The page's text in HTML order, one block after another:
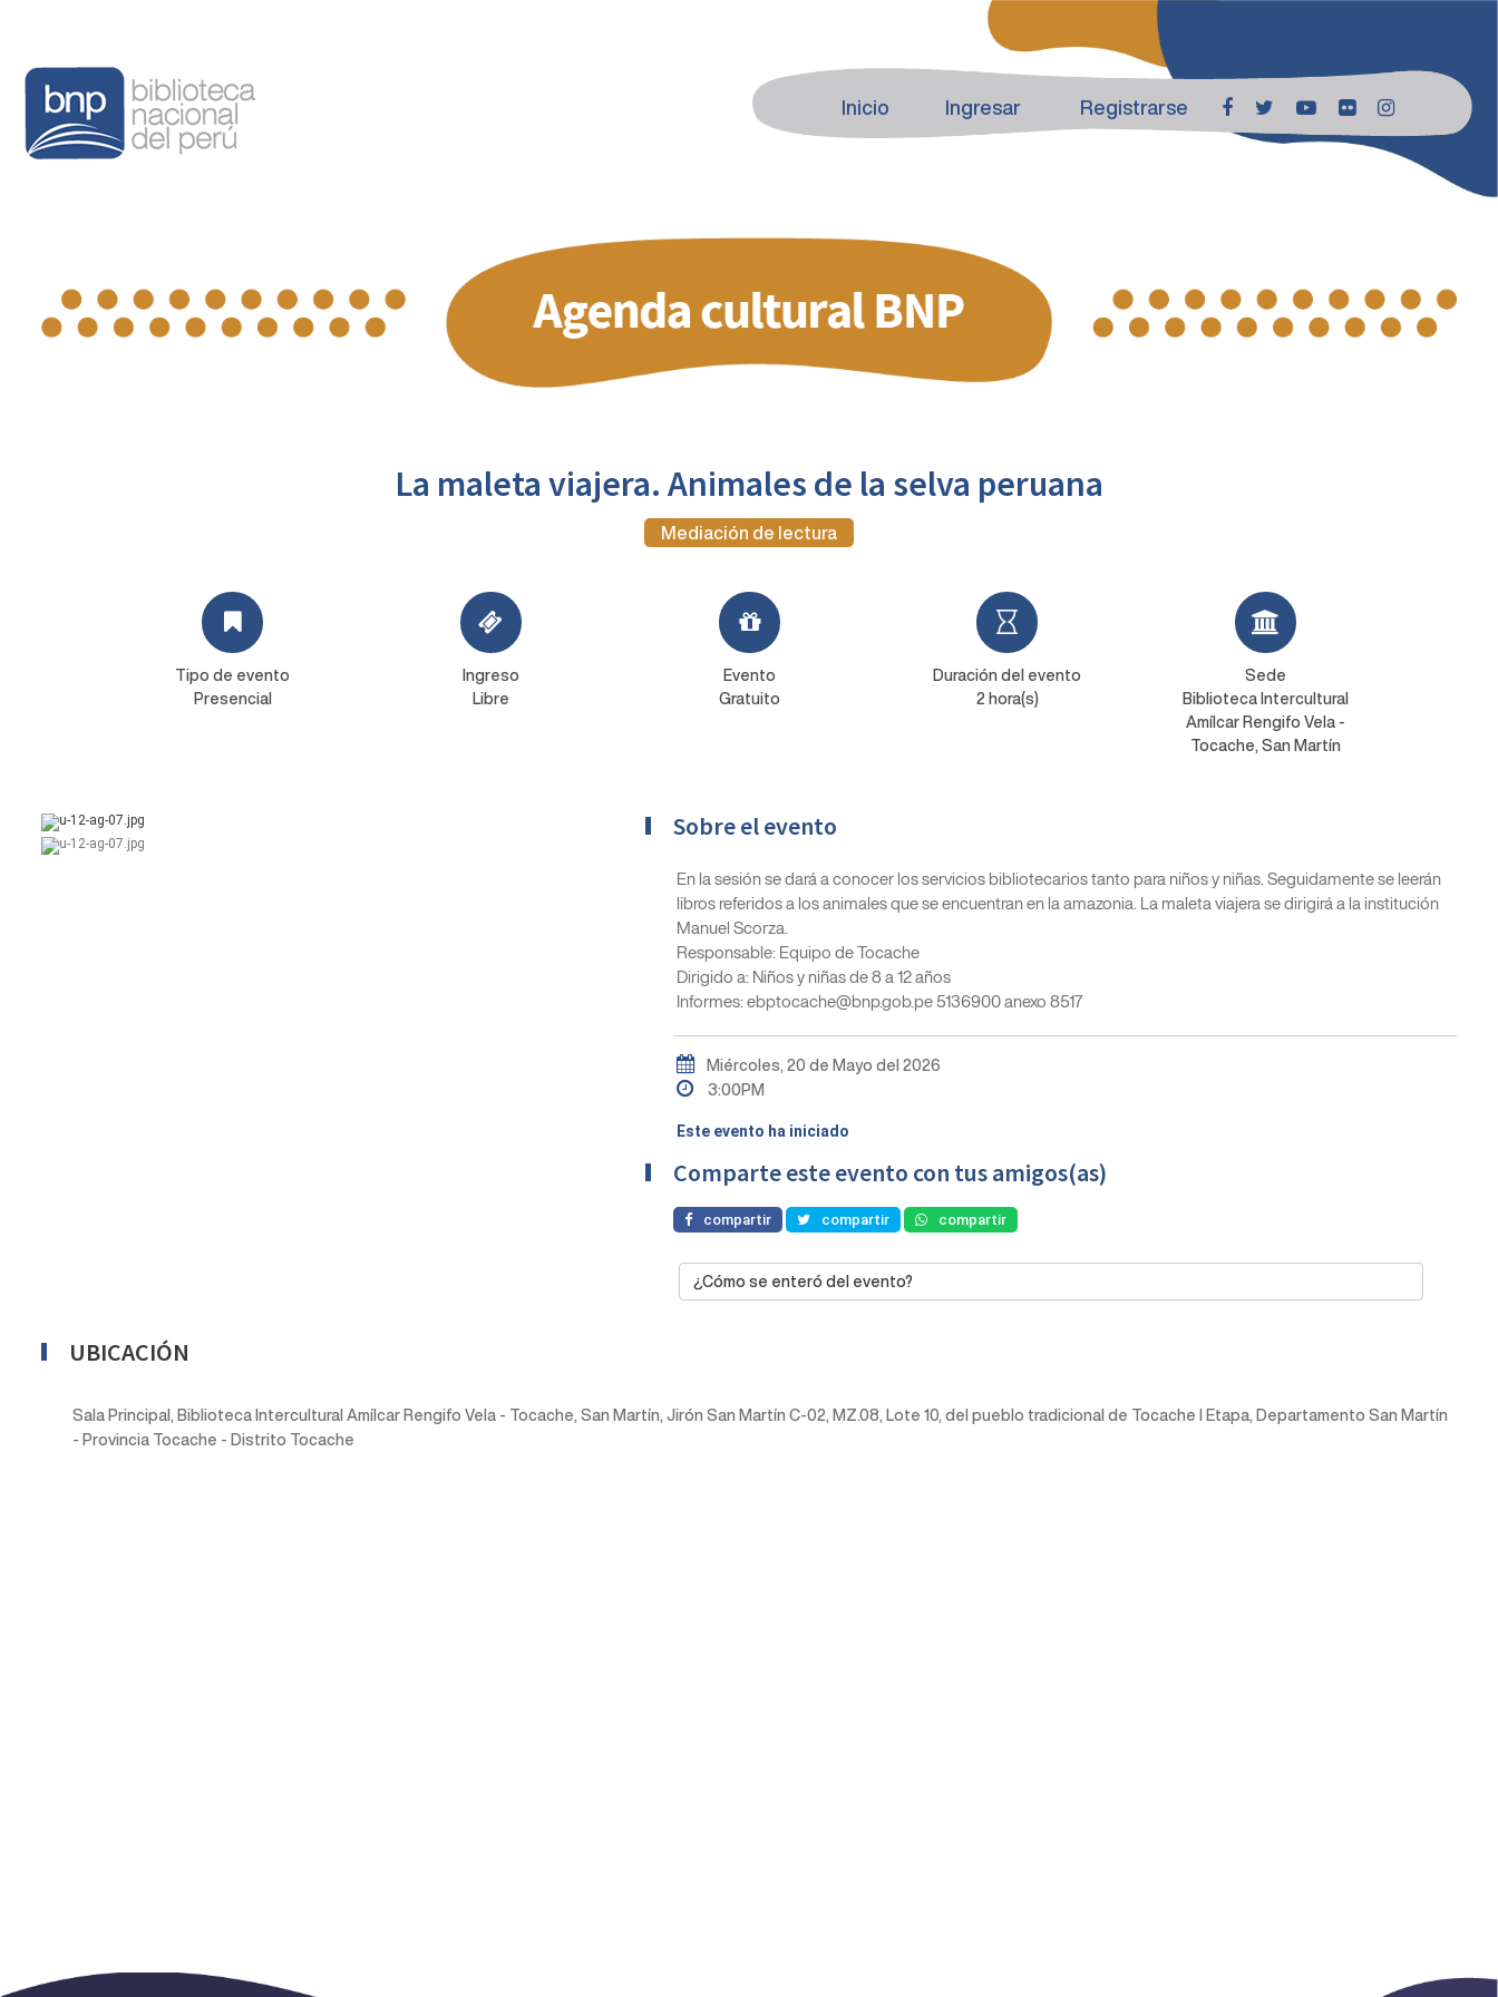
Inicio Ingresar Registrarse
La maleta viajera. Animales de la selva peruana
Mediación de lectura
Tipo de evento
Presencial
Ingreso
Libre
Evento
Gratuito
Duración del evento
2 hora(s)
Sede
Biblioteca Intercultural
Amílcar Rengifo Vela -
Tocache, San Martín
Sobre el evento
En la sesión se dará a conocer los servicios bibliotecarios tanto para niños y niñas. Seguidamente se leerán
libros referidos a los animales que se encuentran en la amazonia. La maleta viajera se dirigirá a la institución
Manuel Scorza.
Responsable: Equipo de Tocache
Dirigido a: Niños y niñas de 8 a 12 años
Informes: ebptocache@bnp.gob.pe 5136900 anexo 8517
Miércoles, 20 de Mayo del 2026
3:00PM
Este evento ha iniciado
Comparte este evento con tus amigos(as)
compartir compartir compartir
¿Cómo se enteró del evento?
UBICACIÓN
Sala Principal, Biblioteca Intercultural Amílcar Rengifo Vela - Tocache, San Martín, Jirón San Martín C-02, MZ.08, Lote 10, del pueblo tradicional de Tocache I Etapa, Departamento San Martín
- Provincia Tocache - Distrito Tocache